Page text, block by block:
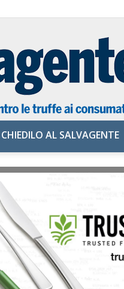
CHIEDILO AL SALVAGENTE